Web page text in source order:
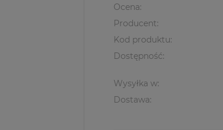
Ocena:
Producent:
Kod produktu:
Dostępność:
Wysyłka w:
Dostawa: